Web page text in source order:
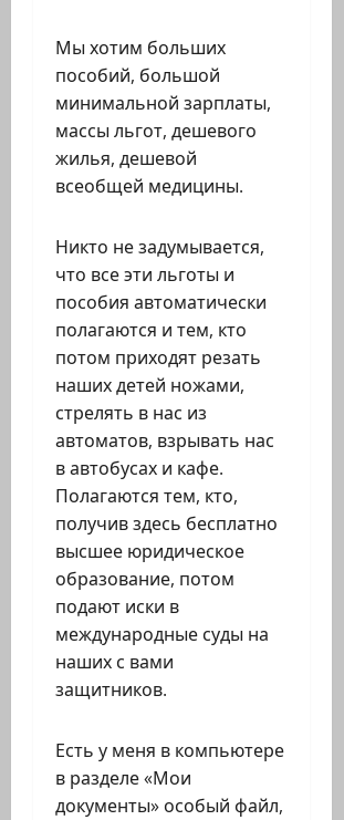
Мы хотим больших
пособий, большой
минимальной зарплаты,
массы льгот, дешевого
жилья, дешевой
всеобщей медицины.
Никто не задумывается,
что все эти льготы и
пособия автоматически
полагаются и тем, кто
потом приходят резать
наших детей ножами,
стрелять в нас из
автоматов, взрывать нас
в автобусах и кафе.
Полагаются тем, кто,
получив здесь бесплатно
высшее юридическое
образование, потом
подают иски в
международные суды на
наших с вами
защитников.
Есть у меня в компьютере
в разделе «Мои
документы» особый файл,